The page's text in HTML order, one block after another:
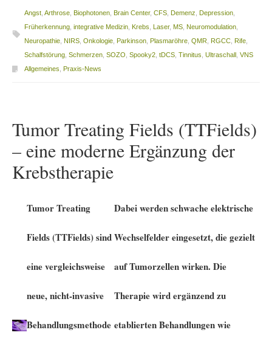
Angst, Arthrose, Biophotonen, Brain Center, CFS, Demenz Depression,
Früherkennung, integrative Medizin, Krebs Laser, MS, Neuromodulation,
Neuropathie, NIRS, Onkologie, Parkinson, Plasmaröhre, QMR, RGCC, Rife,
Schalfstörung, Schmerzen, SOZO Spooky2, tDCS, Tinnitus Ultraschall
VNS
Allgemeines
Praxis-News
Tumor Treating Fields (TTFields)
– eine moderne Ergänzung der
Krebstherapie
Tumor Treating
Fields (TTFields) sind
eine vergleichsweise
neue, nicht-invasive
Behandlungsmethode
Dabei werden schwache elektrische
Wechselfelder eingesetzt, die gezielt
auf Tumorzellen wirken. Die
Therapie wird ergänzend zu
etablierten Behandlungen wie